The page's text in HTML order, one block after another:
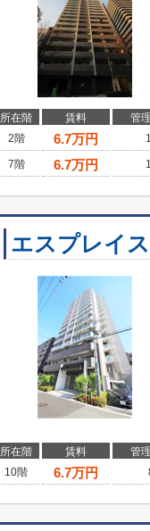
所在階 賃料
管
2階
6.7万円
7階 6.7万円
エスプレイ
所在階 賃料
管
10階
6.7万円